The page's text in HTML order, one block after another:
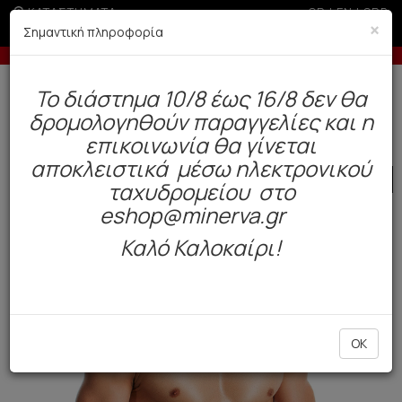
ΚΑΤΑΣΤΗΜΑΤΑ GR|EN|SRB
εκπτώσεων Έως 3 άτοκες δόσεις με πιστωτική
Δωρεάν αποστολή άνω των 49€. Παράδοση σε 3-5 εργάσιμες.
Ανδρας Εσώρουχα Boxers
SALE
×
Σημαντική πληροφορία
To διάστημα 10/8 έως 16/8 δεν θα
δρομολογηθούν παραγγελίες και η
επικοινωνία θα γίνεται
αποκλειστικά μέσω ηλεκτρονικού
ταχυδρομείου στο
eshop@minerva.gr
Καλό Καλοκαίρι!
OK